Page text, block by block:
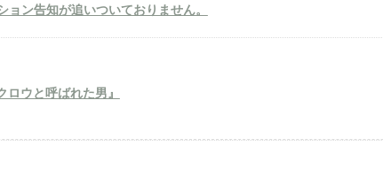
ョン告知が追いついておりません。
ロウと呼ばれた男』